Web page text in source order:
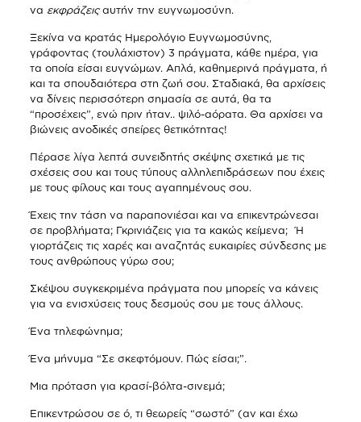
να εκφράζειςαυτήν την ευγνωμοσύνη.
Ξεκίνα να κρατάς Ημερολόγιο Ευγνωμοσύνης,
γράφοντας (τουλάχιστον) 3 πράγματα, κάθε ημέρα, για
τα οποία είσαι ευγνώμων. Απλά, καθημερινά πράγματα, ή
και τα σπουδαιότερα στη ζωή σου. Σταδιακά, θα αρχίσεις
να δίνεις περισσότερη σημασία σε αυτά, θα τα
“προσέχεις”, ενώ πριν ήταν.. ψιλό-αόρατα. Θα αρχίσει να
βιώνεις ανοδικές σπείρες θετικότητας!
Πέρασε λίγα λεπτά συνειδητής σκέψης σχετικά με τις
σχέσεις σου και τους τύπους αλληλεπιδράσεων που έχεις
με τους φίλους και τους αγαπημένους σου.
Έχεις την τάση να παραπονιέσαι και να επικεντρώνεσαι
σε προβλήματα; Γκρινιάζεις για τα κακώς κείμενα; Ή
γιορτάζεις τις χαρές και αναζητάς ευκαιρίες σύνδεσης με
τους ανθρώπους γύρω σου;
Σκέψου συγκεκριμένα πράγματα που μπορείς να κάνεις
για να ενισχύσεις τους δεσμούς σου με τους άλλους.
Ένα τηλεφώνημα;
Ένα μήνυμα “Σε σκεφτόμουν. Πώς είσαι;”.
Μια πρόταση για κρασί-βόλτα-σινεμά;
Επικεντρώσου σε ό, τι θεωρείς “σωστό” (αν και έχω